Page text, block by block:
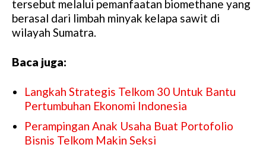
tersebut melalui pemanfaatan biomethane yang
berasal dari limbah minyak kelapa sawit di
wilayah Sumatra.
Baca juga:
Langkah Strategis Telkom 30 Untuk Bantu
Pertumbuhan Ekonomi Indonesia
Perampingan Anak Usaha Buat Portofolio
Bisnis Telkom Makin Seksi